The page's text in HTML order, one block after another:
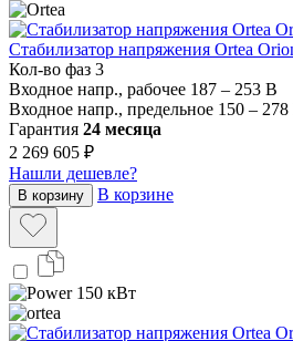
Стабилизатор напряжения Ortea
Кол-во фаз 3
Входное напр., рабочее 187 – 253 В
Входное напр., предельное 150 –
Гарантия 24 месяца
2 269 605 ₽
Нашли дешевле?
В корзину В корзине
150 кВт